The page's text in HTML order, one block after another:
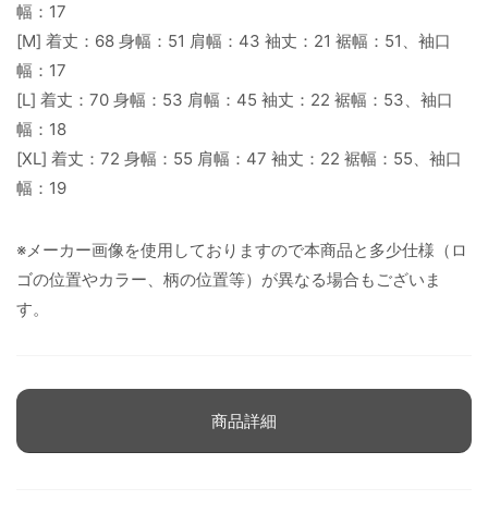
幅：17
[M] 着丈：68 身幅：51 肩幅：43 袖丈：21 裾幅：51、袖口
幅：17
[L] 着丈：70 身幅：53 肩幅：45 袖丈：22 裾幅：53、袖口
幅：18
[XL] 着丈：72 身幅：55 肩幅：47 袖丈：22 裾幅：55、袖口
幅：19
※メーカー画像を使用しておりますので本商品と多少仕様（ロ
ゴの位置やカラー、柄の位置等）が異なる場合もございま
す。
商品詳細